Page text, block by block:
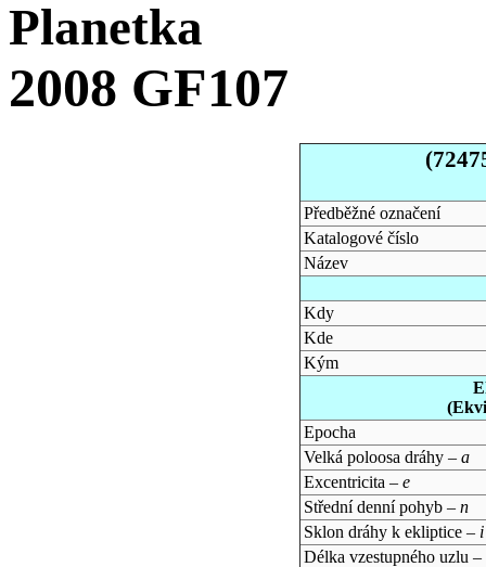
Planetka
2008 GF107
Předběžné označení
Katalogové číslo
Název
Kdy
Kde
Kým
Epocha
Velká poloosa dráhy – a
Excentricita – e
Střední denní pohyb – n
Sklon dráhy k ekliptice – i
Délka vzestupného uzlu –